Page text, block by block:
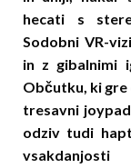
hecati s
Sodobni VR-
in z gibalnimi
Občutku, ki
tresavni
odziv tudi